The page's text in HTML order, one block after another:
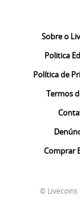
Sobre o
Politica
Política de
Termos
Comprar
© Livecoins